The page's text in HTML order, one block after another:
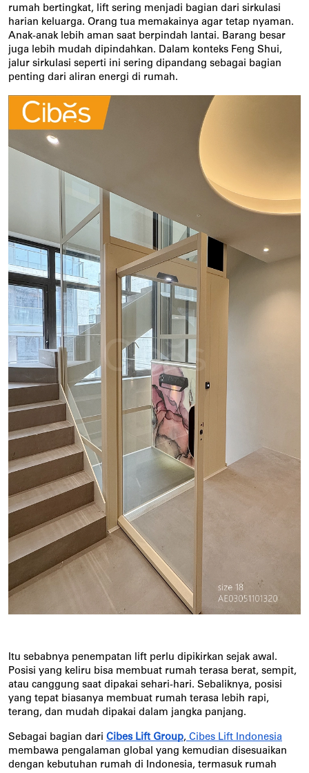
rumah bertingkat, lift sering menjadi bagian dari sirkulasi
harian keluarga. Orang tua memakainya agar tetap nyaman.
Anak-anak lebih aman saat berpindah lantai. Barang besar
juga lebih mudah dipindahkan. Dalam konteks Feng Shui,
jalur sirkulasi seperti ini sering dipandang sebagai bagian
penting dari aliran energi di rumah.
Itu sebabnya penempatan lift perlu dipikirkan sejak awal.
Posisi yang keliru bisa membuat rumah terasa berat, sempit,
atau canggung saat dipakai sehari-hari. Sebaliknya, posisi
yang tepat biasanya membuat rumah terasa lebih rapi,
terang, dan mudah dipakai dalam jangka panjang.
Sebagai bagian dari Cibes Lift Group, Cibes Lift Indonesia
membawa pengalaman global yang kemudian disesuaikan
dengan kebutuhan rumah di Indonesia, termasuk rumah